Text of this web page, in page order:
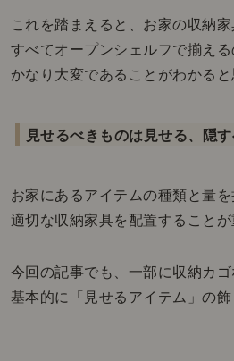
これを踏まえると、お家の収納家
すべてオープンシェルフで揃える
かなり大変であることがわかると
見せるべきものは見せる、隠す
お家にあるアイテムの種類と量を
適切な収納家具を配置することが
今回の記事でも、一部に収納カゴ
基本的に「見せるアイテム」の飾